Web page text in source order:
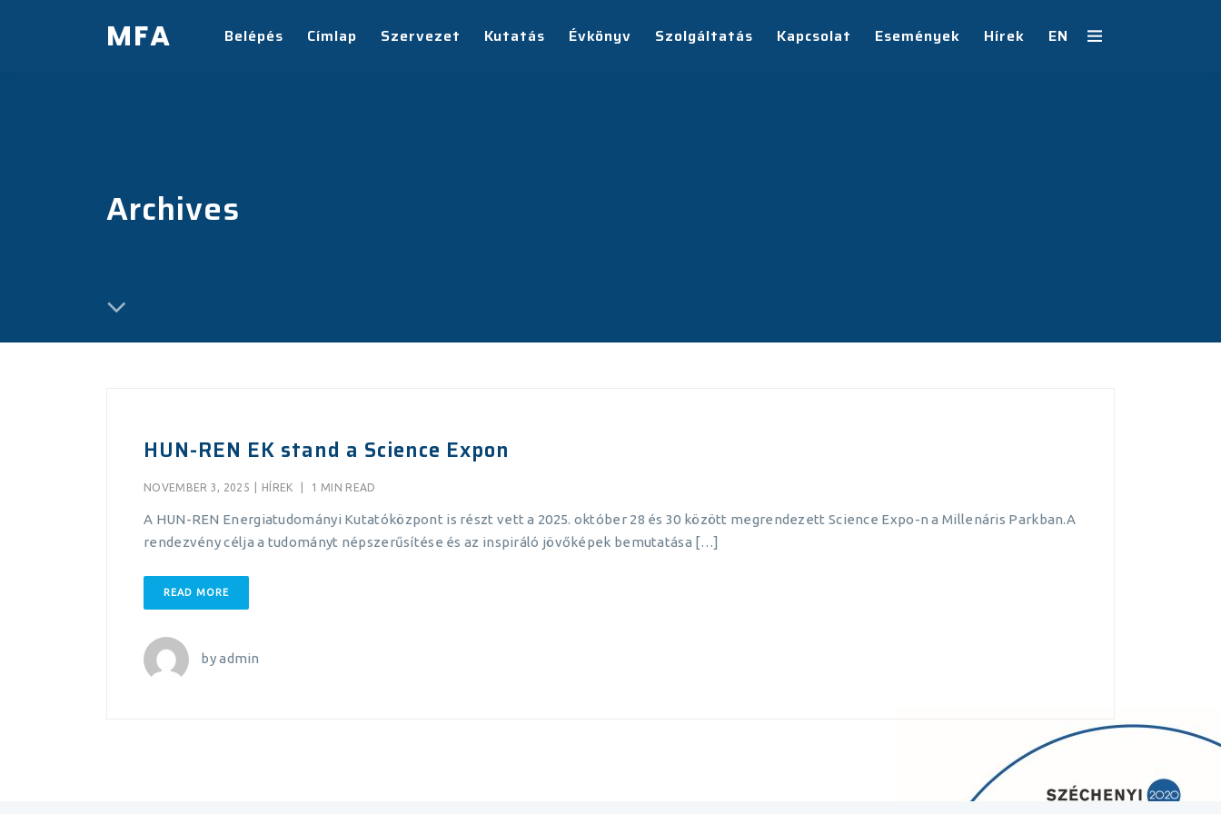
MFA Belépés Címlap Szervezet Kutatás Évkönyv Szolgáltatás Kapcsolat Események Hírek EN
Archives
HUN-REN EK stand a Science Expon
NOVEMBER 3, 2025 HÍREK 1 MIN READ
A HUN-REN Energiatudományi Kutatóközpont is részt vett a 2025. október 28 és 30 között megrendezett Science Expo-n a Millenáris Parkban.A
rendezvény célja a tudományt népszerűsítése és az inspiráló jövőképek bemutatása […]
READ MORE
byadmin